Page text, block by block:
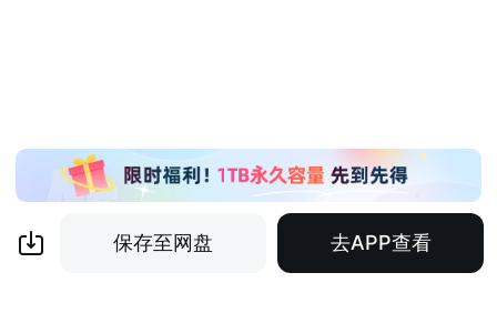
保存至网盘 去APP查看